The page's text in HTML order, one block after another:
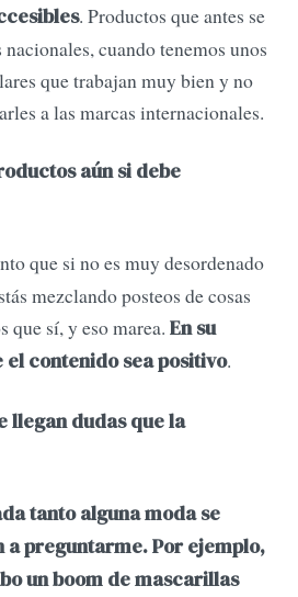
. Productos que antes se
cuando tenemos unos
que trabajan muy bien y no
a las marcas internacionales.
aún si debe
que si no es muy desordenado
mezclando posteos de cosas
que sí, y eso marea. En su
contenido sea positivo.
llegan dudas que la
tanto alguna moda se
a preguntarme. Por ejemplo,
un boom de mascarillas